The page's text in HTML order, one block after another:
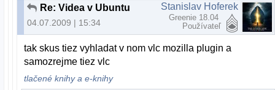
Re: Videa v Ubuntu
04.07.2009 | 15:34
Stanislav Hoferek
Greenie 18.04
Používateľ
tak skus tiez vyhladat v nom vlc mozilla plugin a
samozrejme tiez vlc
tlačené knihy a e-knihy